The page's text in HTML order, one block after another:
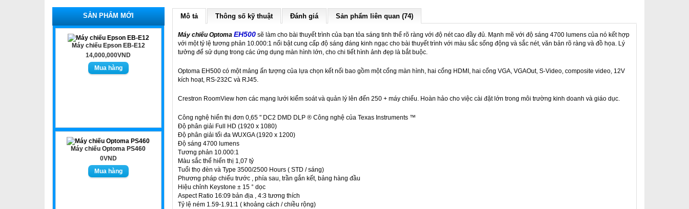
SẢN PHẨM MỚI
Máy chiếu Epson EB-E12
14,000,000VND
Máy chiếu Optoma PS460
0VND
Mô tả Thông số kỹ thuật Đánh giá Sản phẩm liên quan (74)
Máy chiếu Optoma EH500 sẽ làm cho bài thuyết trình của bạn tỏa sáng tinh thể rõ ràng với độ nét cao đầy đủ. Mạnh mẽ với độ sáng 4700 lumens của nó kết hợp
với một tỷ lệ tương phản 10.000:1 nổi bật cung cấp độ sáng đáng kinh ngạc cho bài thuyết trình với màu sắc sống động và sắc nét, văn bản rõ ràng và đồ họa. Lý
tưởng để sử dụng trong các ứng dụng màn hình lớn, cho chi tiết hình ảnh đẹp là bắt buộc.
Optoma EH500 có một mảng ấn tượng của lựa chọn kết nối bao gồm một cổng màn hình, hai cổng HDMI, hai cổng VGA, VGAOut, S-Video, composite video, 12V
kích hoạt, RS-232C và RJ45.
Crestron RoomView hơn các mạng lưới kiểm soát và quản lý lên đến 250 + máy chiếu. Hoàn hảo cho việc cài đặt lớn trong môi trường kinh doanh và giáo dục.
Công nghệ hiển thị đơn 0,65 " DC2 DMD DLP ® Công nghệ của Texas Instruments ™
Độ phân giải Full HD (1920 x 1080)
Độ phân giải tối đa WUXGA (1920 x 1200)
Độ sáng 4700 lumens
Tương phản 10.000:1
Màu sắc thể hiển thị 1,07 tỷ
Tuổi thọ đèn và Type 3500/2500 Hours ( STD / sáng)
Phương pháp chiếu trước , phía sau, trần gắn kết, bảng hàng đầu
Hiệu chỉnh Keystone ± 15 ° dọc
Aspect Ratio 16:09 bản địa , 4:3 tương thích
Tỷ lệ ném 1.59-1.91:1 ( khoảng cách / chiều rộng)